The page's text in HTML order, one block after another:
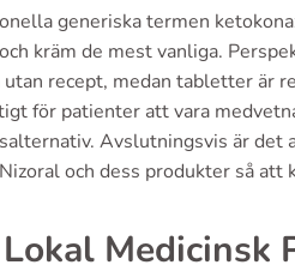
generiska termen
kräm de mest vanliga.
recept, medan tabletter är
för patienter att vara
Avslutningsvis är
och dess produkter så att
Medicinsk